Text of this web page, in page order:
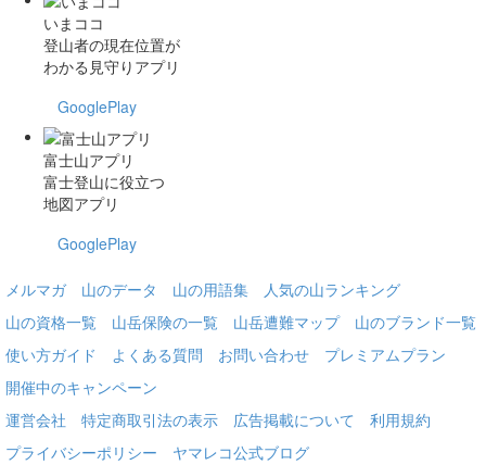
いまココ
登山者の現在位置が
わかる見守りアプリ
GooglePlay
富士山アプリ
富士登山に役立つ
地図アプリ
GooglePlay
メルマガ 山のデータ 山の用語集
人気の山ランキング
山の資格一覧
山岳保険の一覧 山岳遭難マップ
山のブランド一覧
使い方ガイド
よくある質問 お問い合わせ
プレミアムプラン
開催中のキャンペーン
運営会社
特定商取引法の表示 広告掲載について
利用規約
プライバシーポリシー
ヤマレコ公式ブログ